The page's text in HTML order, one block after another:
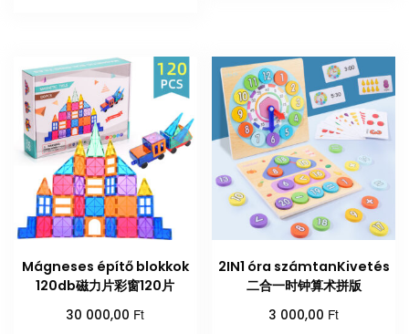
Mágneses építő blokkok
120db磁力片彩窗120片
30 000,00 Ft
2IN1 óra számtanKivetés
二合一时钟算术拼版
3 000,00 Ft